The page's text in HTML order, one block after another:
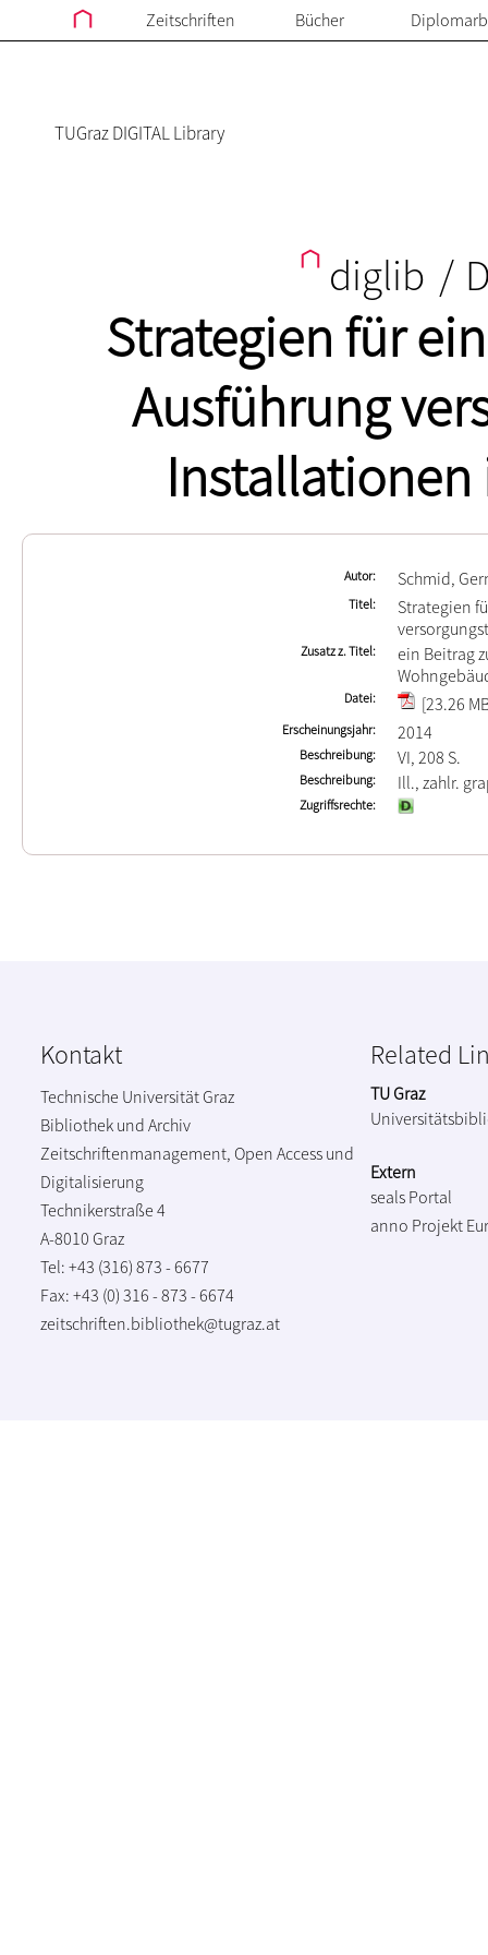
Zeitschriften Bücher
TUGraz DIGITAL Library
diglib /
Strategien für
Ausführung
Installationen
Autor Schmid,
Titel
Strategien
Zusatz z. Titel
ein Beitrag
Datei [23.26
Erscheinungsjahr 2014
Beschreibung VI, 208 S.
Beschreibung Ill., zahlr.
Zugriffsrechte
Kontakt
Technische Universität Graz
Bibliothek und Archiv
Zeitschriftenmanagement, Open Access und
Digitalisierung
Technikerstraße 4
A-8010 Graz
Tel: +43 (316) 873 - 6677
Fax: +43 (0) 316 - 873 - 6674
zeitschriften.bibliothek@tugraz.at
Related
TU Graz
Extern
seals Portal
anno Projekt